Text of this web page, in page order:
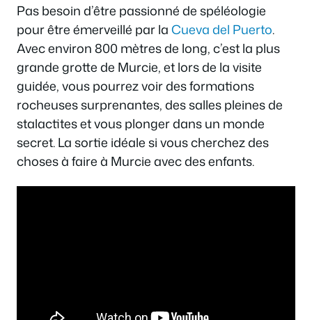
Pas besoin d’être passionné de spéléologie
pour être émerveillé par laCueva del Puerto.
Avec environ 800 mètres de long, c’est la plus
grande grotte de Murcie, et lors de la visite
guidée, vous pourrez voir des formations
rocheuses surprenantes, des salles pleines de
stalactites et vous plonger dans un monde
secret. La sortie idéale si vous cherchez des
choses à faire à Murcie avec des enfants.